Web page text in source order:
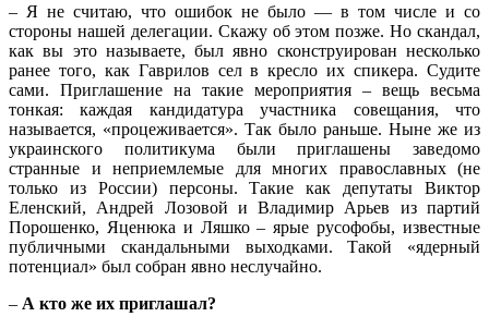
– Я не считаю, что ошибок не было — в том числе и со
стороны нашей делегации. Скажу об этом позже. Но скандал,
как вы это называете, был явно сконструирован несколько
ранее того, как Гаврилов сел в кресло их спикера. Судите
сами. Приглашение на такие мероприятия – вещь весьма
тонкая: каждая кандидатура участника совещания, что
называется, «процеживается». Так было раньше. Ныне же из
украинского политикума были приглашены заведомо
странные и неприемлемые для многих православных (не
только из России) персоны. Такие как депутаты Виктор
Еленский, Андрей Лозовой и Владимир Арьев из партий
Порошенко, Яценюка и Ляшко – ярые русофобы, известные
публичными скандальными выходками. Такой «ядерный
потенциал» был собран явно неслучайно.
– А кто же их приглашал?